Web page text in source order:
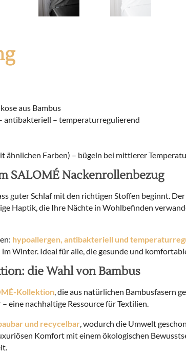
aus Bambus
antibakteriell – temperaturregulierend
ähnlichen Farben) – bügeln bei mittlerer
SALOMÉ Nackenrollenbezug
guter Schlaf mit den richtigen Stoffen beginnt. Der
Haptik, die Ihre Nächte in Wohlbefinden
hypoallergen, antibakteriell und
Winter. Ideal für alle, die gesunde und
die Wahl von Bambus
Kollektion, die aus natürlichen Bambusfasern
eine nachhaltige Ressource für Textilien.
und recycelbar, wodurch die Umwelt
Komfort mit einem ökologischen